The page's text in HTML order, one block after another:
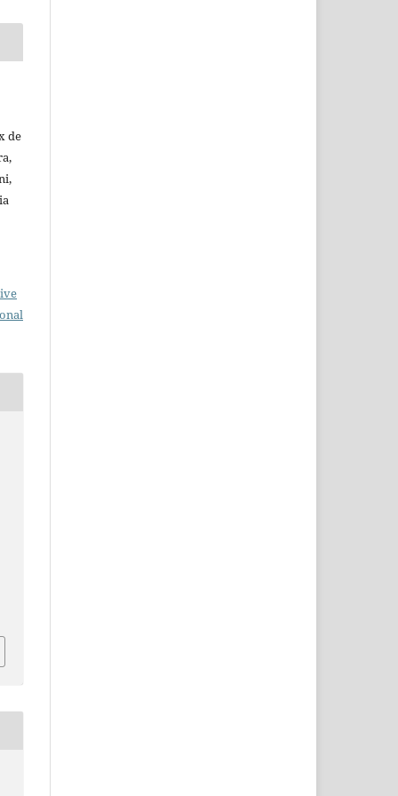
de